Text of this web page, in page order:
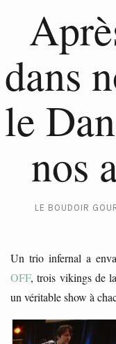
dans
le
nos
LE BOUDOIR
Un trio infernal a
OFF, trois vikings de
un véritable show à